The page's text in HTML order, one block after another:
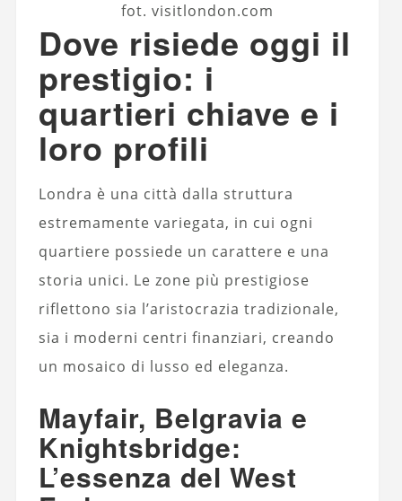
fot. visitlondon.com
Dove risiede oggi il
prestigio: i
quartieri chiave e i
loro profili
Londra è una città dalla struttura
estremamente variegata, in cui ogni
quartiere possiede un carattere e una
storia unici. Le zone più prestigiose
riflettono sia l’aristocrazia tradizionale,
sia i moderni centri finanziari, creando
un mosaico di lusso ed eleganza.
Mayfair, Belgravia e
Knightsbridge:
L’essenza del West